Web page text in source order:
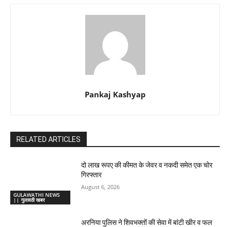
Pankaj Kashyap
RELATED ARTICLES
GULAWATHI NEWS
|| गुलावठी खबर
दो लाख रूपए की कीमत के जेवर व नकदी समेत एक चोर
गिरफ्तार
August 6, 2026
अरनिया पुलिस ने शिवभक्तों की सेवा में बांटी खीर व फल